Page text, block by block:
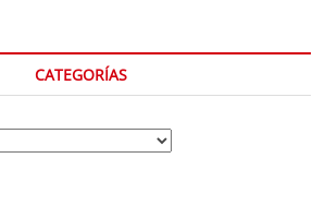
CATEGORÍAS